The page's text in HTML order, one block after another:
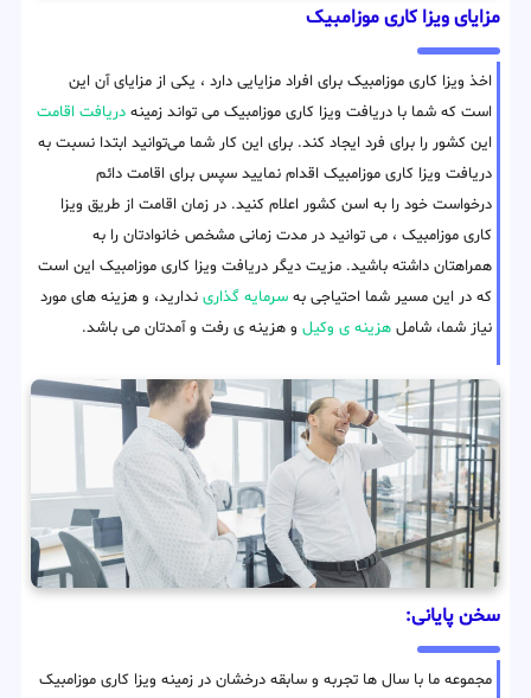
مزایای ویزا کاری موزامبیک
اخذ ویزا کاری موزامبیک برای افراد مزایایی دارد ، یکی از مزایای آن این
است که شما با دریافت ویزا کاری موزامبیک می تواند زمینه دریافت اقامت
این کشور را برای فرد ایجاد کند. برای این کار شما می‌توانید ابتدا نسبت به
دریافت ویزا کاری موزامبیک اقدام نمایید سپس برای اقامت دائم
درخواست خود را به اسن کشور اعلام کنید. در زمان اقامت از طریق ویزا
کاری موزامبیک ، می توانید در مدت زمانی مشخص خانوادتان را به
همراهتان داشته باشید. مزیت دیگر دریافت ویزا کاری موزامبیک این است
که در این مسیر شما احتیاجی به سرمایه گذاری ندارید، و هزینه های مورد
نیاز شما، شامل هزینه ی وکیل و هزینه ی رفت و آمدتان می باشد.
سخن پایانی:
مجموعه ما با سال ها تجربه و سابقه درخشان در زمینه ویزا کاری موزامبیک